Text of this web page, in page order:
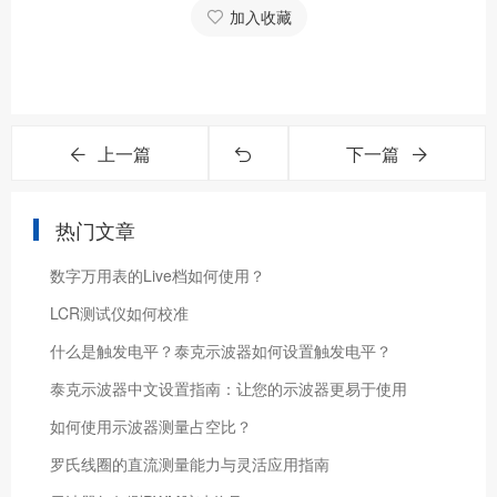
加入收藏
上一篇 下一篇
热门文章
数字万用表的Live档如何使用？
LCR测试仪如何校准
什么是触发电平？泰克示波器如何设置触发电平？
泰克示波器中文设置指南：让您的示波器更易于使用
如何使用示波器测量占空比？
罗氏线圈的直流测量能力与灵活应用指南